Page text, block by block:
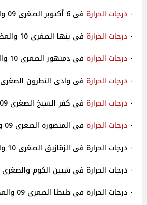
- درجات الحرارة فى 6 أكتوبر الصغرى 09 والعظمى 19
- درجات الحرارة فى بنها الصغرى 10 والعظمى 20
- درجات الحرارة فى دمنهور الصغرى 10 والعظمى 19
- درجات الحرارة فى وادى النطرون الصغرى 10 العظمى 20
- درجات الحرارة فى كفر الشيخ الصغرى 09 والعظمى 19
- درجات الحرارة فى المنصورة الصغرى 09 والعظمى 19
- درجات الحرارة فى الزقازيق الصغرى 10 والعظمى 20
- درجات الحرارة فى شبين الكوم والصغرى 09 والعظمى 20
- درجات الحرارة فى طنطا الصغرى 09 والعظمى 19